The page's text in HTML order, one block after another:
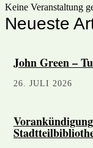
Keine Veranstaltung
Neueste
John Green –
26. JULI 2026